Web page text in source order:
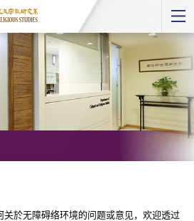
於无障碍络环境的问题或意见，欢迎透过